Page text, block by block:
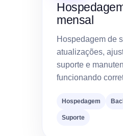
mensal
Hospedagem de
atualizações,
suporte e
funcionando
Hospedagem
Suporte